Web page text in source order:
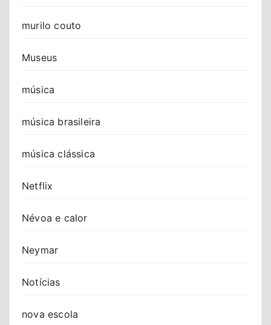
murilo couto
Museus
música
música brasileira
música clássica
Netflix
Névoa e calor
Neymar
Notícias
nova escola